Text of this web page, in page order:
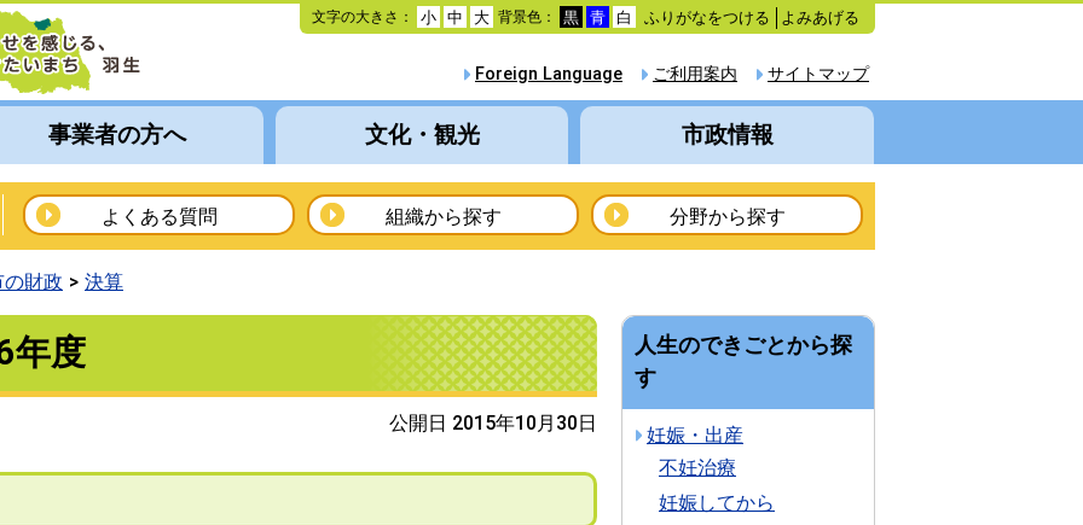
本
文
動
文字の大きさ： 小 中 大 背景色： 黒 青 白 ふりがなをつける よみあげる
サイトマップ
ご利用案内
Foreign Language
事業者の方へ 文化・観光 市政情報
よくある質問 組織から探す 分野から探す
の財政 決算
年度
公開日 2015年10月30日
人生のできごとから探
す
妊娠・出産
不妊治療
妊娠してから